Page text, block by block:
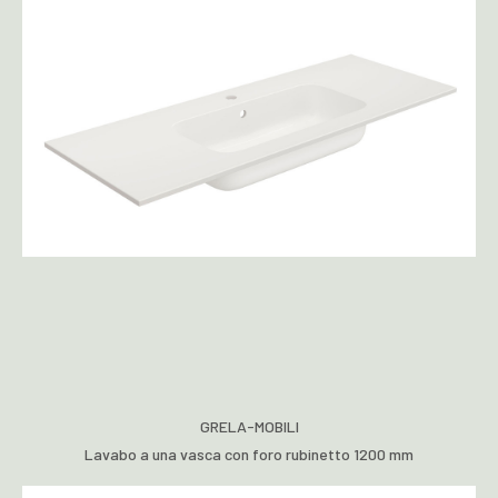
GRELA-MOBILI
Lavabo a una vasca con foro rubinetto 1200 mm